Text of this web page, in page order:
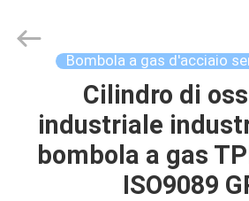
PRODOTTI
& Equipment
Bombola a gas d'acciaio
Cilindro di
industriale
bombola a gas
ISO9089